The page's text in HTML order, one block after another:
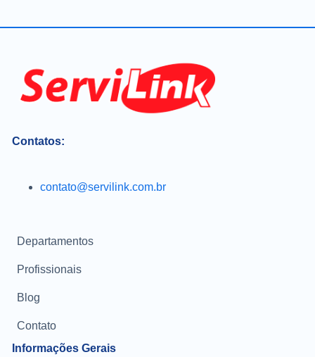
Contatos:
contato@servilink.com.br
Informações Gerais
Departamentos
Profissionais
Blog
Contato